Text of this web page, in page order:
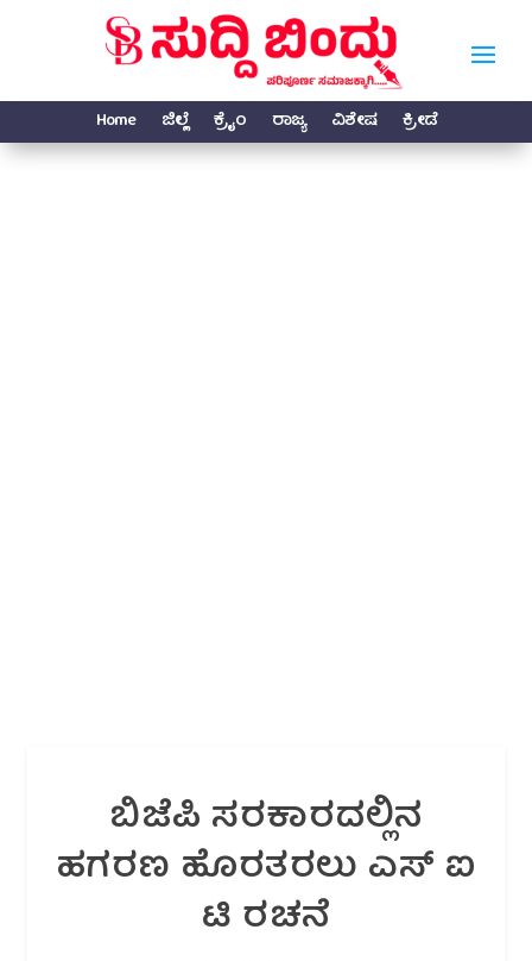
Home ಜಿಲ್ಲೆ ಕ್ರೈಂ ರಾಜ್ಯ ವಿಶೇಷ ಕ್ರೀಡೆ
ಬಿಜೆಪಿ ಸರಕಾರದ‌ಲ್ಲಿನ
ಹಗರಣ ಹೊರತರಲು ಎಸ್ ಐ
ಟಿ ರಚನೆ